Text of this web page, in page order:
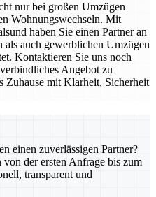
nur bei großen Umzügen
Wohnungswechseln. Mit
haben Sie einen Partner an
auch gewerblichen Umzügen
Kontaktieren Sie uns noch
Angebot zu
Zuhause mit Klarheit, Sicherheit
einen zuverlässigen Partner?
von der ersten Anfrage bis zum
transparent und